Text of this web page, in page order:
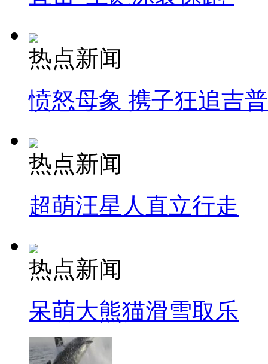
热点新闻
愤怒母象 携子狂追吉
热点新闻
超萌汪星人直立行走
热点新闻
呆萌大熊猫滑雪取乐